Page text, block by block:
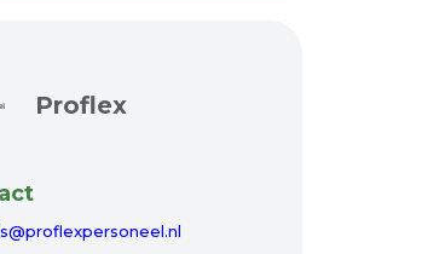
Proflex